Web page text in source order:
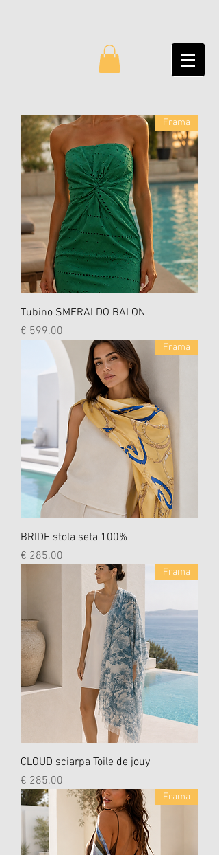
Frama
Tubino SMERALDO BALON
السعر
Frama
BRIDE stola seta 100%
السعر
Frama
CLOUD sciarpa Toile de jouy
السعر
Frama